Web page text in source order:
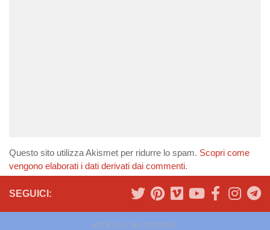
Questo sito utilizza Akismet per ridurre lo spam. Scopri come
vengono elaborati i dati derivati dai commenti.
SEGUICI:
ARTICOLO SUCCESSIVO